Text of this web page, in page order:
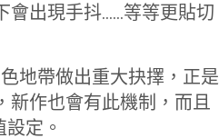
會出現手抖……等等更貼切
地帶做出重大抉擇，正是
新作也會有此機制，而且
定。